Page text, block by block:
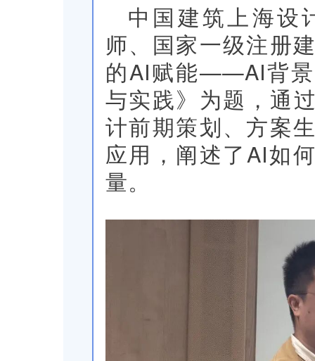
中国建筑上海设
师、国家一级注册
的AI赋能——AI背景
与实践》为题，通
计前期策划、方案
应用，阐述了AI如
量。